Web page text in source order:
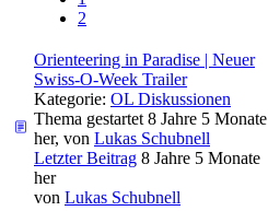
2
Orienteering in Paradise | Neuer
Swiss-O-Week Trailer
Kategorie: OL Diskussionen
Thema gestartet 8 Jahre 5 Monate
her, von Lukas Schubnell
Letzter Beitrag 8 Jahre 5 Monate
her
von Lukas Schubnell